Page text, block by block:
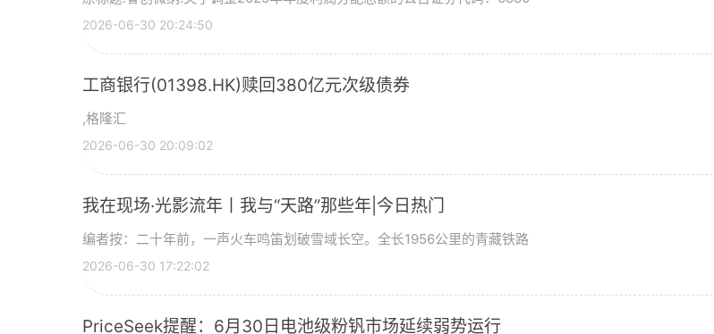
2026-06-30 20:24:50
工商银行(01398.HK)赎回380亿元次级债券
,格隆汇
2026-06-30 20:09:02
我在现场·光影流年丨我与“天路”那些年|今日热门
编者按：二十年前，一声火车鸣笛划破雪域长空。全长1956公里的青藏铁路
2026-06-30 17:22:02
PriceSeek提醒：6月30日电池级粉钒市场延续弱势运行